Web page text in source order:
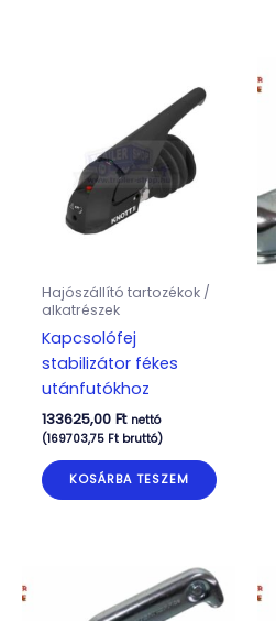
Hajószállító tartozékok /
alkatrészek
Kapcsolófej
stabilizátor fékes
utánfutókhoz
133625,00 Ft nettó
(169703,75 Ftbruttó)
KOSÁRBA TESZEM